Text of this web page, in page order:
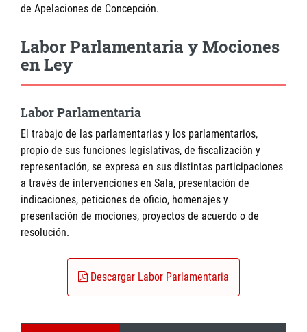
de Apelaciones de Concepción.
Labor Parlamentaria y Mociones
en Ley
Labor Parlamentaria
El trabajo de las parlamentarias y los parlamentarios,
propio de sus funciones legislativas, de fiscalización y
representación, se expresa en sus distintas participaciones
a través de intervenciones en Sala, presentación de
indicaciones, peticiones de oficio, homenajes y
presentación de mociones, proyectos de acuerdo o de
resolución.
Descargar Labor Parlamentaria